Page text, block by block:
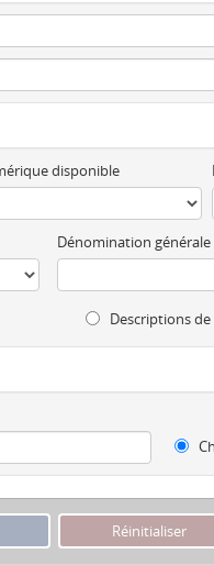
disponible
Dénomination
Descriptions